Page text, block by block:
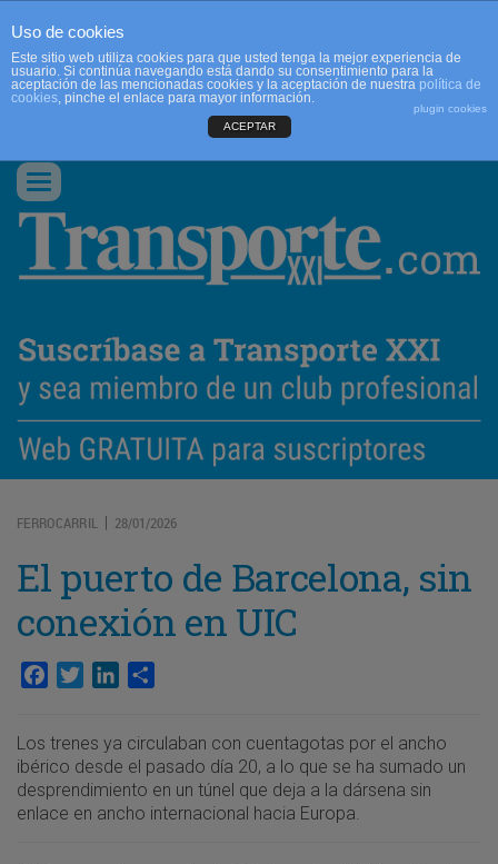
CONTACTO
Conmutar
navegación
FERROCARRIL | 28/01/2026
El puerto de Barcelona, sin
conexión en UIC
Facebook
TwitterLinkedIn
Los trenes ya circulaban con cuentagotas por el ancho
ibérico desde el pasado día 20, a lo que se ha sumado un
desprendimiento en un túnel que deja a la dársena sin
enlace en ancho internacional hacia Europa.
Uso de cookies
Este sitio web utiliza cookies para que usted tenga la mejor experiencia de
usuario. Si continúa navegando está dando su consentimiento para la
aceptación de las mencionadas cookies y la aceptación de nuestra política de
cookies, pinche el enlace para mayor información.
plugin cookies
ACEPTAR